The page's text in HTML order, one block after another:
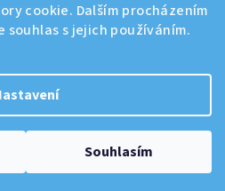
cookie. Dalším procházením
s jejich používáním.
Souhlasím
Shoptet